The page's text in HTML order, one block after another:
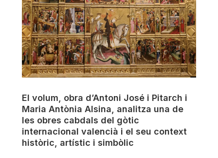
El volum, obra d’Antoni José i Pitarch i
Maria Antònia Alsina, analitza una de
les obres cabdals del gòtic
internacional valencià i el seu context
històric, artístic i simbòlic